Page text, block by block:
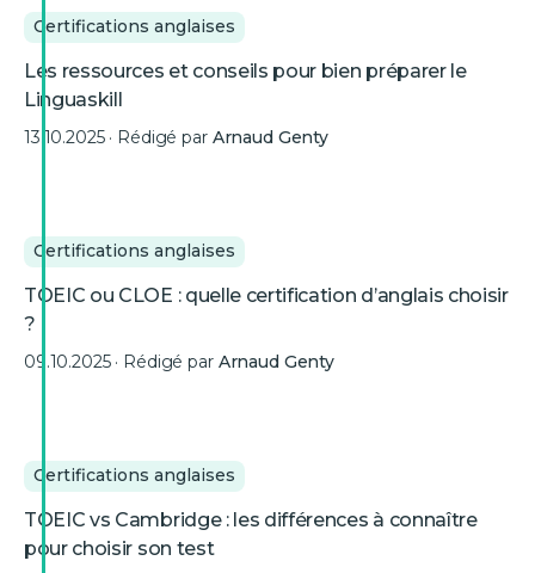
Certifications anglaises
Les ressources et conseils pour bien préparer le
Linguaskill
13.10.2025· Rédigé par Arnaud Genty
Certifications anglaises
TOEIC ou CLOE : quelle certification d’anglais choisir
?
09.10.2025· Rédigé par Arnaud Genty
Certifications anglaises
TOEIC vs Cambridge : les différences à connaître
pour choisir son test